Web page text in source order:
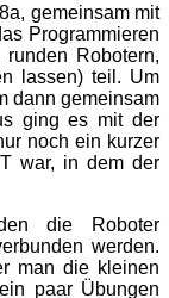
gemeinsam mit
Programmieren
runden Robotern,
lassen) teil. Um
dann gemeinsam
ging es mit der
noch ein kurzer
war, in dem der
die Roboter
werden.
man die kleinen
paar Übungen